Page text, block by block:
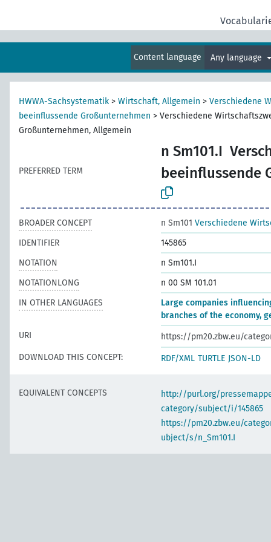
Content language Any language
HWWA-Sachsystematik > Wirtschaft, Allgemein > Verschiedene
beeinflussende Großunternehmen > Verschiedene
Großunternehmen, Allgemein
PREFERRED TERM
n Sm101.I
beeinflussende
BROADER CONCEPT n Sm101 Verschiedene
IDENTIFIER
145865
NOTATION
n Sm101.I
NOTATIONLONG
n 00 SM 101.01
IN OTHER LANGUAGES
Large companies
branches of the economy,
URI
https://pm20.zbw.eu/
DOWNLOAD THIS CONCEPT:
RDF/XML TURTLE JSON-LD
EQUIVALENT CONCEPTS
http://purl.org/
category/subject/i/145865
https://pm20.zbw.eu/
ubject/s/n_Sm101.I